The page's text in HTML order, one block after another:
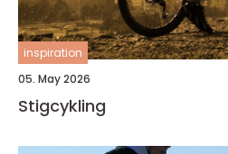
inspiration
05. May 2026
Stigcykling